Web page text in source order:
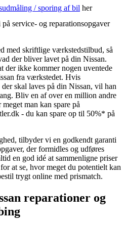
/ sporing af bil her
service- og reparationsopgaver
med skriftlige værkstedstilbud, så
der bliver lavet på din Nissan.
der ikke kommer nogen uventede
fra værkstedet. Hvis
skal laves på din Nissan, vil han
Bliv en af over en million andre
man kan spare på
- du kan spare op til 50%* på
tilbyder vi en godkendt garanti
der formidles og udføres
en god idé at sammenligne priser
at se, hvor meget du potentielt kan
trygt online med prismatch.
reparationer og